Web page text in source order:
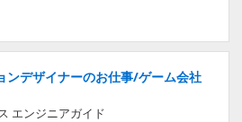
ンデザイナーのお仕事/ゲーム会社
エンジニアガイド